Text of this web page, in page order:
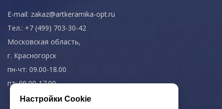
E-mail: zakaz@artkeramika-opt.ru
Тел.: +7 (499) 703-30-42
Московская область,
г. Красногорск
пн-чт: 09.00-18.00
пт: 09.00-17.00
Настройки Cookie